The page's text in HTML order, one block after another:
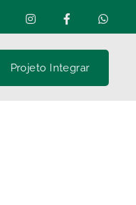
Projeto Integrar